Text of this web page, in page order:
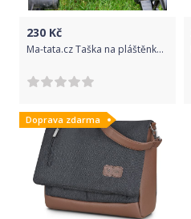
230 Kč
Ma-tata.cz Taška na pláštěnku Značka kočárku: Britax B-Motion 4 plus
Doprava zdarma